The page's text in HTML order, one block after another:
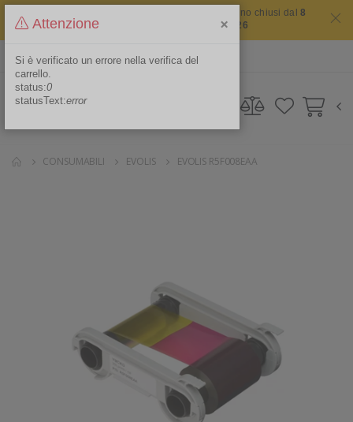
Il sito non chiude mai ma i nostri uffici saranno chiusi dal8
agosto 2026 al 16 agosto 2026
Area Riservata
CONSUMABILI EVOLIS EVOLIS R5F008EAA
Attenzione ×
Si è verificato un errore nella verifica del
carrello.
status:0
statusText:error